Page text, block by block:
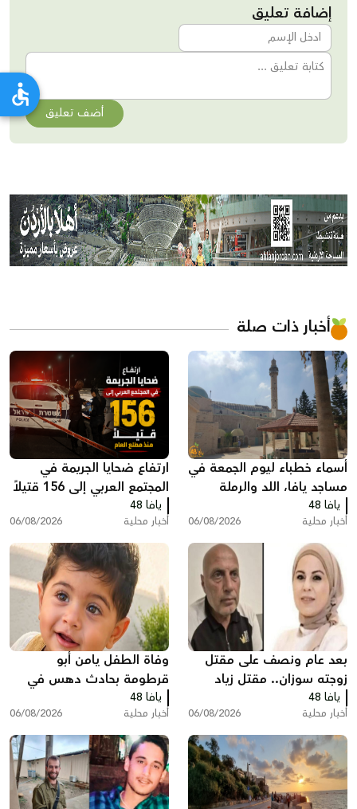
إضافة تعليق
أضف تعليق
أخبار ذات صلة
أسماء خطباء ليوم الجمعة في
مساجد يافا، اللد والرملة
يافا 48
أخبار محلية 06/08/2026
ارتفاع ضحايا الجريمة في
المجتمع العربي إلى 156 قتيلاً
منذ مطلع العام
يافا 48
أخبار محلية 06/08/2026
بعد عام ونصف على مقتل
زوجته سوزان.. مقتل زياد
بشارة من الطيرة في الطيبة
يافا 48
أخبار محلية 06/08/2026
وفاة الطفل يامن أبو
قرطومة بحادث دهس في
عرعرة
يافا 48
أخبار محلية 06/08/2026